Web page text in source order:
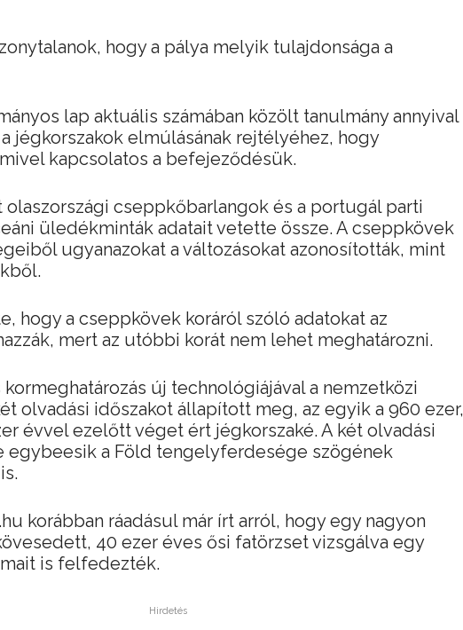
hogy a pálya melyik tulajdonsága a
lap aktuális számában közölt tanulmány annyival
jégkorszakok elmúlásának rejtélyéhez, hogy
kapcsolatos a befejeződésük.
cseppkőbarlangok és a portugál parti
üledékminták adatait vetette össze. A cseppkövek
ugyanazokat a változásokat azonosították, mint
hogy a cseppkövek koráról szóló adatokat az
mert az utóbbi korát nem lehet meghatározni.
új technológiájával a nemzetközi
olvadási időszakot állapított meg, az egyik a 960 ezer,
évvel ezelőtt véget ért jégkorszaké. A két olvadási
egybeesik a Föld tengelyferdesége szögének
korábban ráadásul már írt arról, hogy egy nagyon
40 ezer éves ősi fatörzset vizsgálva egy
is felfedezték.
Hirdetés